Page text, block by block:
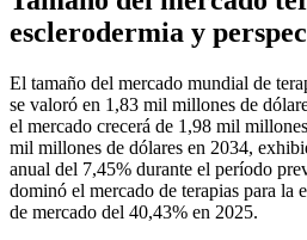
esclerodermia y
El tamaño del mercado mundial de
se valoró en 1,83 mil millones de
el mercado crecerá de 1,98 mil
mil millones de dólares en 2034,
anual del 7,45% durante el período
dominó el mercado de terapias para la
de mercado del 40,43% en 2025.